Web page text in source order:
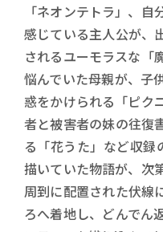
「ネオンテトラ」、
感じている主人公が、
されるユーモラスな「
悩んでいた母親が、子
惑をかけられる「ピク
者と被害者の妹の往復
る「花うた」など収録
描いていた物語が、次
周到に配置された伏線
ろへ着地し、どんでん